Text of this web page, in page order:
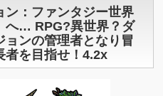
ン：ファンタジー世界
へ… RPG?異世界？ダ
ョンの管理者となり冒
者を目指せ！4.2x